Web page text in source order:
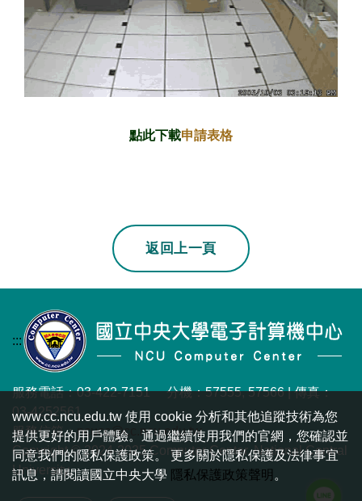
點此下載申請表格
返回上一頁
:::
服務電話：03-422-7151 分機：57555, 57566 | 傳真：
03-4252561
服務信箱：ncucc@cc.ncu.edu.tw
Copyright © 2024-2025 Computer Center, National Central
University.
www.cc.ncu.edu.tw 使用 cookie 分析和其他追蹤技術為您
提供更好的用戶體驗。通過繼續使用我們的官網，您確認並
同意我們的隱私保護政策。 更多關於隱私保護及法律事宜
訊息，請閱讀國立中央大學 隱私保護政策聲明 。